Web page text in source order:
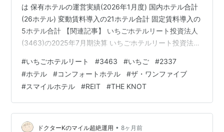
は 保有ホテルの運営実績(2026年1月度) 国内ホテル合計
(26ホテル) 変動賃料導入の21ホテル合計 固定賃料導入の
5ホテル合計 【関連記事】 いちごホテルリート投資法人
(3463)の2025年7月期決算 いちごホテルリート投資法人
投資法人(3463)の予想分配金利回り いちごホテルリート
投資法人(3463)の投資主優待 いちごJリーグ株主・投資
主優待 【関連記事】 宿泊代金割引 【関連記事】 ブログ
をご覧頂き、ありがとうございます。 私は
「shousanshouuo」と…
#いちごホテルリート #3463 #いちご #2337
#ホテル #コンフォートホテル #ザ・ワンファイブ
#スマイルホテル #REIT #THE KNOT
ドクターKのマイル超絶運用 • 8ヶ月前